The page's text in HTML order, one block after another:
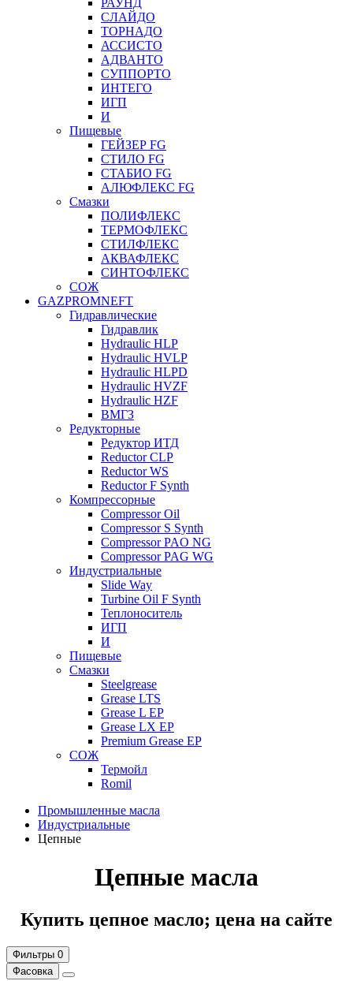
РАУНД
СЛАЙДО
ТОРНАДО
АССИСТО
АДВАНТО
СУППОРТО
ИНТЕГО
ИГП
И
Пищевые
ГЕЙЗЕР FG
СТИЛО FG
СТАБИО FG
АЛЮФЛЕКС FG
Смазки
ПОЛИФЛЕКС
ТЕРМОФЛЕКС
СТИЛФЛЕКС
АКВАФЛЕКС
СИНТОФЛЕКС
СОЖ
GAZPROMNEFT
Гидравлические
Гидравлик
Hydraulic HLP
Hydraulic HVLP
Hydraulic HLPD
Hydraulic HVZF
Hydraulic HZF
ВМГЗ
Редукторные
Редуктор ИТД
Reductor CLP
Reductor WS
Reductor F Synth
Компрессорные
Compressor Oil
Compressor S Synth
Compressor PAO NG
Compressor PAG WG
Индустриальные
Slide Way
Turbine Oil F Synth
Теплоноситель
ИГП
И
Пищевые
Смазки
Steelgrease
Grease LTS
Grease L EP
Grease LX EP
Premium Grease EP
СОЖ
Термойл
Romil
Промышленные масла
Индустриальные
Цепные
Цепные масла
Купить цепное масло; цена на сайте
Фильтры 0
Фасовка